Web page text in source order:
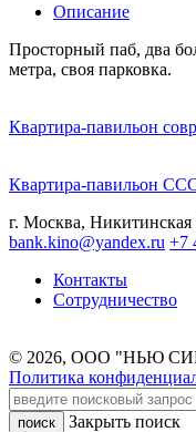
Описание
Просторный паб, два
метра, своя парковка.
Квартира-павильон
Квартира-павильон
г. Москва,
bank.kino@yandex.ru +7
Контакты
Сотрудничество
© 2026, ООО "НЬЮ
Политика
Закрыть поиск